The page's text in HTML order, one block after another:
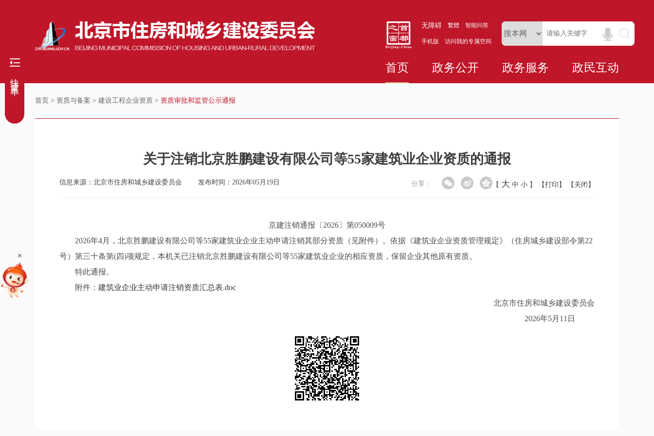
无障碍 繁體 智能问答
手机版 访问我的专属空间
首页 政务公开 政务服务 政民互动
首页 > 资质与备案 > 建设工程企业资质 > 资质审批和监管公示通报
关于注销北京胜鹏建设有限公司等55家建筑业企业资质的通报
信息来源：北京市住房和城乡建设委员会 发布时间：2026年05月19日 分享： 【 大 中 小 】 【打印】 【关闭】
京建注销通报〔2026〕第050009号
2026年4月，北京胜鹏建设有限公司等55家建筑业企业主动申请注销其部分资质（见附件）。依据《建筑业企业资质管理规定》（住房城乡建设部令第22
号）第三十条第(四)项规定，本机关已注销北京胜鹏建设有限公司等55家建筑业企业的相应资质，保留企业其他原有资质。
特此通报。
附件： 建筑业企业主动申请注销资质汇总表.doc
北京市住房和城乡建设委员会
2026年5月11日
+
快捷菜单